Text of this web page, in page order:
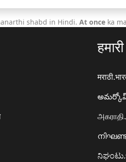
shabd in Hindi. At once ka